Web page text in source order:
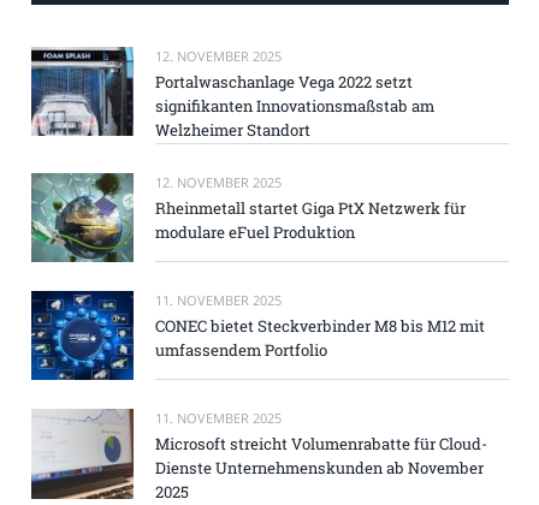
12. NOVEMBER 2025
Portalwaschanlage Vega 2022 setzt
signifikanten Innovationsmaßstab am
Welzheimer Standort
12. NOVEMBER 2025
Rheinmetall startet Giga PtX Netzwerk für
modulare eFuel Produktion
11. NOVEMBER 2025
CONEC bietet Steckverbinder M8 bis M12 mit
umfassendem Portfolio
11. NOVEMBER 2025
Microsoft streicht Volumenrabatte für Cloud-
Dienste Unternehmenskunden ab November
2025